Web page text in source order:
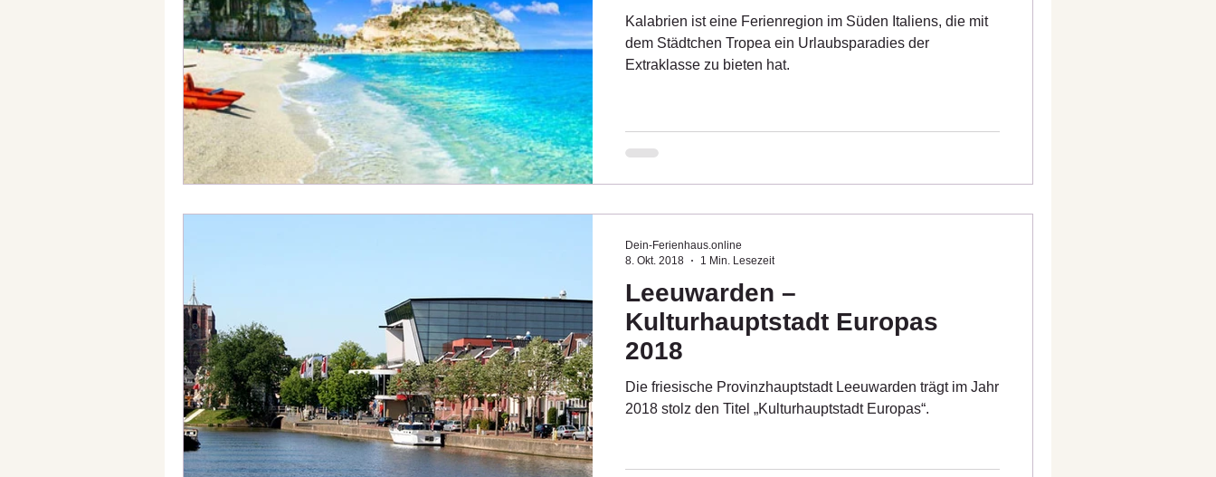
Kalabrien ist eine Ferienregion im Süden Italiens, die mit
dem Städtchen Tropea ein Urlaubsparadies der
Extraklasse zu bieten hat.
Leeuwarden –
Kulturhauptstadt Europas
2018
Die friesische Provinzhauptstadt Leeuwarden trägt im Jahr
2018 stolz den Titel „Kulturhauptstadt Europas“.
Dein-Ferienhaus.online
8. Okt. 2018
1 Min. Lesezeit